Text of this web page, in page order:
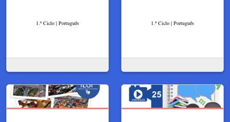
1.º Ciclo | Português 1.º Ciclo | Português